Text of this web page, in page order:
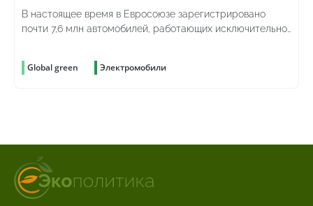
В настоящее время в Евросоюзе зарегистрировано
почти 7,6 млн автомобилей, работающих исключительно
Global green Электромобили